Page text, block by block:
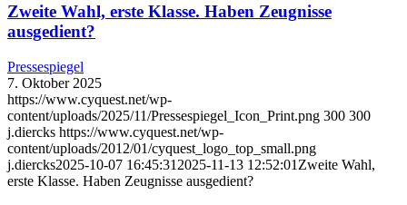
Zweite Wahl, erste Klasse. Haben Zeugnisse
ausgedient?
Pressespiegel
7. Oktober 2025
https://www.cyquest.net/wp-
content/uploads/2025/11/Pressespiegel_Icon_Print.png 300 300
j.diercks https://www.cyquest.net/wp-
content/uploads/2012/01/cyquest_logo_top_small.png
j.diercks2025-10-07 16:45:31 2025-11-13 12:52:01 Zweite Wahl,
erste Klasse. Haben Zeugnisse ausgedient?